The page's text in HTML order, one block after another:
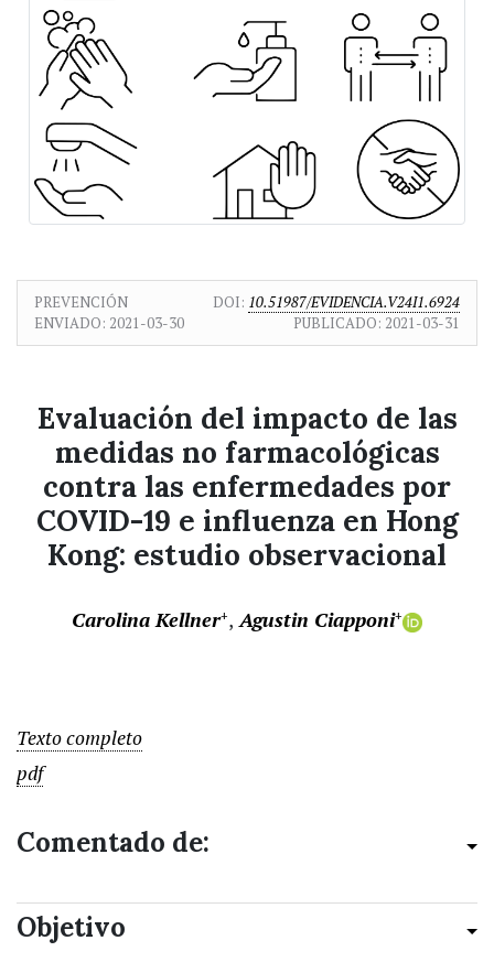
PREVENCIÓN DOI: 10.51987/EVIDENCIA.V24I1.6924
ENVIADO: 2021-03-30 PUBLICADO: 2021-03-31
Evaluación del impacto de las
medidas no farmacológicas
contra las enfermedades por
COVID-19 e influenza en Hong
Kong: estudio observacional
Carolina Kellner+ Agustin Ciapponi+
Texto completo
pdf
Comentado de:
Objetivo